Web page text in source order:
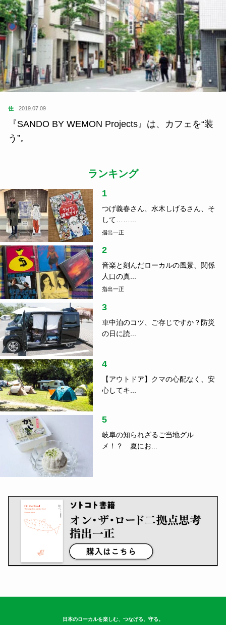
住 2019.07.09
『SANDO BY WEMON Projects』は、カフェを“装
う”。
ランキング
1
つげ義春さん、水木しげるさん、そ
して……...
指出一正
2
音楽と刻んだローカルの風景、関係
人口の真...
指出一正
3
車中泊のコツ、ご存じですか？防災
の日に読...
4
【アウトドア】クマの心配なく、安
心してキ...
5
岐阜の知られざるご当地グル
メ！？ 夏にお...
日本のローカルを楽しむ、つなげる、守る。